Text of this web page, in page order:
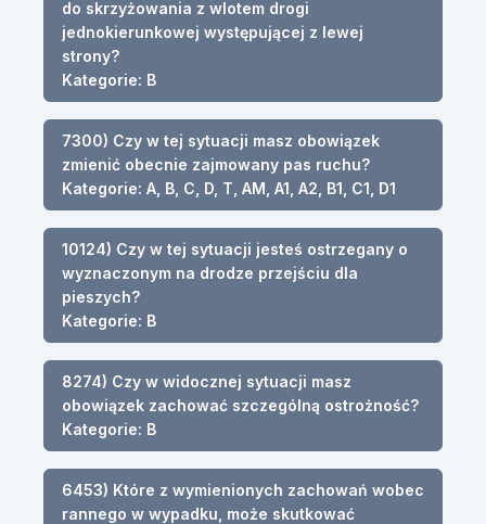
do skrzyżowania z wlotem drogi
jednokierunkowej występującej z lewej
strony?
Kategorie: B
7300) Czy w tej sytuacji masz obowiązek
zmienić obecnie zajmowany pas ruchu?
Kategorie: A, B, C, D, T, AM, A1, A2, B1, C1, D1
10124) Czy w tej sytuacji jesteś ostrzegany o
wyznaczonym na drodze przejściu dla
pieszych?
Kategorie: B
8274) Czy w widocznej sytuacji masz
obowiązek zachować szczególną ostrożność?
Kategorie: B
6453) Które z wymienionych zachowań wobec
rannego w wypadku, może skutkować